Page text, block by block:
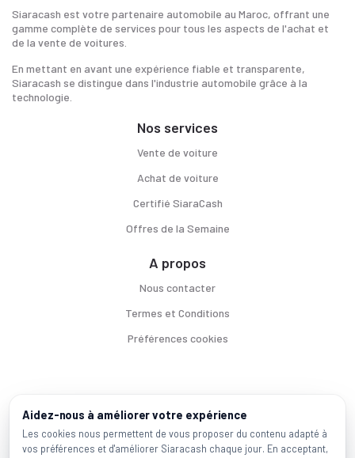
Siaracash est votre partenaire automobile au Maroc, offrant une
gamme complète de services pour tous les aspects de l'achat et
de la vente de voitures.
En mettant en avant une expérience fiable et transparente,
Siaracash se distingue dans l'industrie automobile grâce à la
technologie.
Nos services
Vente de voiture
Achat de voiture
Certifié SiaraCash
Offres de la Semaine
A propos
Nous contacter
Termes et Conditions
Préférences cookies
Voitures par ville
Casablanca | | Mohammadia |Salé | |
Marques populaires
Aidez-nous à améliorer votre expérience
Les cookies nous permettent de vous proposer du contenu adapté à
vos préférences et d'améliorer Siaracash chaque jour. En acceptant,